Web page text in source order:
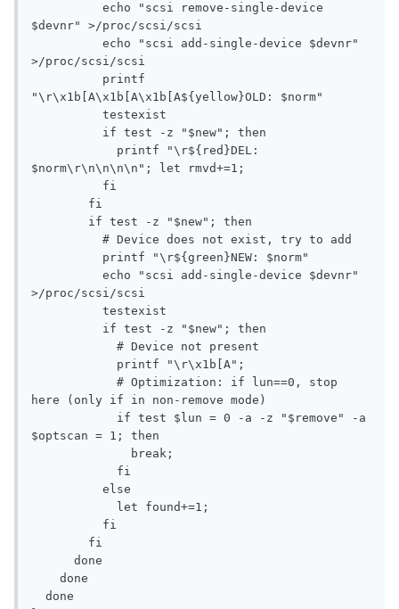
echo "scsi remove-single-device
$devnr" >/proc/scsi/scsi
echo "scsi add-single-device $devnr"
>/proc/scsi/scsi
printf
"\r\x1b[A\x1b[A\x1b[A${yellow}OLD: $norm"
testexist
if test -z "$new"; then
printf "\r${red}DEL:
$norm\r\n\n\n\n"; let rmvd+=1;
fi
fi
if test -z "$new"; then
# Device does not exist, try to add
printf "\r${green}NEW: $norm"
echo "scsi add-single-device $devnr"
>/proc/scsi/scsi
testexist
if test -z "$new"; then
# Device not present
printf "\r\x1b[A";
# Optimization: if lun==0, stop
here (only if in non-remove mode)
if test $lun = 0 -a -z "$remove" -a
$optscan = 1; then
break;
fi
else
let found+=1;
fi
fi
done
done
done